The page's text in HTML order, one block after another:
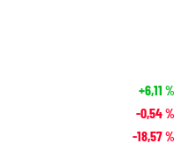
+6,11 %
-0,54%
-18,57%